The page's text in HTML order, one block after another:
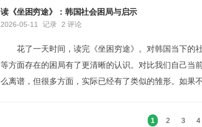
起来脚不沾地。正式回归正常工作和生活节奏，...
读《坐困穷途》：韩国社会困局与启示
2026-05-11 记录 2 评论
花了一天时间，读完《坐困穷途》。对韩国当下的
等方面存在的困局有了更清晰的认识。对比我们自己当
么离谱，但很多方面，实际已经有了类似的雏形。如果
1 2 3 4